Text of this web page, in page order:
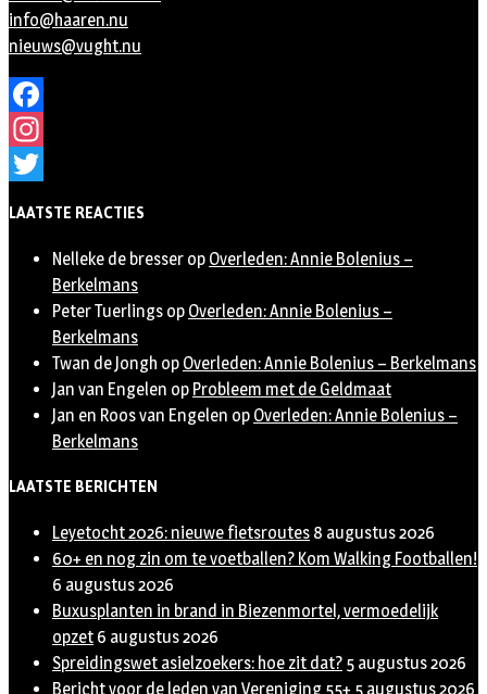
info@haaren.nu
nieuws@vught.nu
Facebook
Instagram
LAATSTE REACTIES
Nelleke de bresser op Overleden: Annie Bolenius –
Berkelmans
Peter Tuerlings op Overleden: Annie Bolenius –
Berkelmans
Twan de Jongh op Overleden: Annie Bolenius – Berkelmans
Jan van Engelen op Probleem met de Geldmaat
Jan en Roos van Engelen op Overleden: Annie Bolenius –
Berkelmans
LAATSTE BERICHTEN
Leyetocht 2026: nieuwe fietsroutes 8 augustus 2026
60+ en nog zin om te voetballen? Kom Walking Footballen!
6 augustus 2026
Buxusplanten in brand in Biezenmortel, vermoedelijk
opzet 6 augustus 2026
Spreidingswet asielzoekers: hoe zit dat? 5 augustus 2026
Bericht voor de leden van Vereniging 55+ 5 augustus 2026